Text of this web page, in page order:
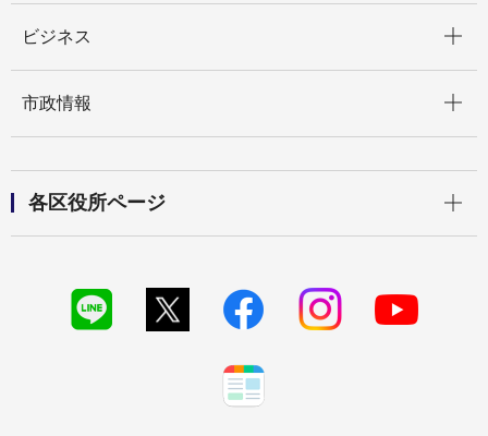
ビジネス
市政情報
各区役所ページ